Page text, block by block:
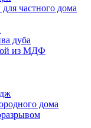
частного дома
дуба
из МДФ
дома